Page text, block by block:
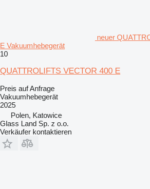
neuer
E Vakuumhebegerät
10
QUATTROLIFTS VECTOR 400 E
Preis auf Anfrage
Vakuumhebegerät
2025
Polen, Katowice
Glass Land Sp. z o.o.
Verkäufer kontaktieren